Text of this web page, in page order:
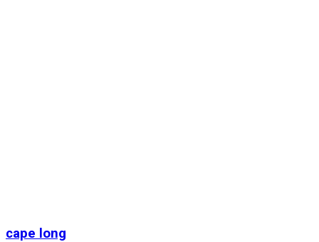
cape long